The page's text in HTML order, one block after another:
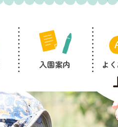
入園案内 よ